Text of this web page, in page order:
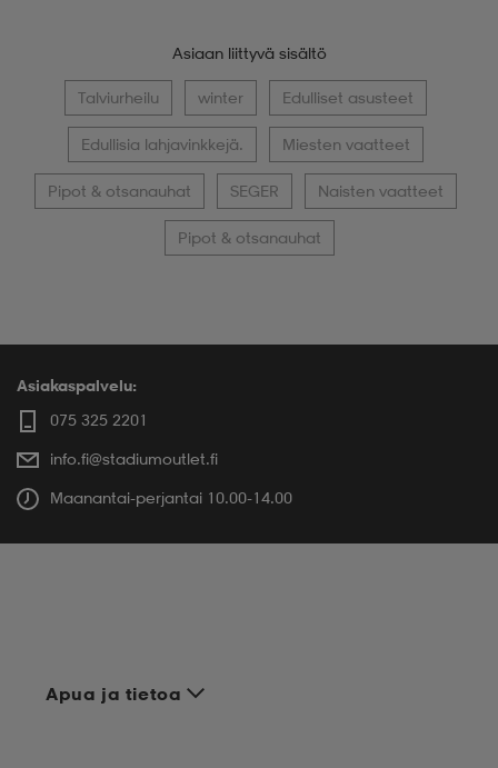
Asiaan liittyvä sisältö
Talviurheilu winter Edulliset asusteet
Edullisia lahjavinkkejä. Miesten vaatteet
Pipot & otsanauhat SEGER Naisten vaatteet
Pipot & otsanauhat
Asiakaspalvelu:
075 325 2201
info.fi@stadiumoutlet.fi
Maanantai-perjantai 10.00-14.00
Apua ja tietoa